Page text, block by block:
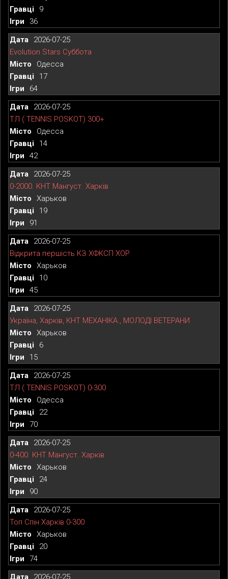
9
36
2026-07-25
Evolution Stars Суббота
Одесса
17
64
2026-07-25
ТЛ ( TENNIS POSKOT) 300+
Одесса
14
42
2026-07-25
0-2000. КНТ Мангуст. Харків
Харьков
19
91
2026-07-25
Відкрита першість КЗ ХФКСП ХОР
Харьков
10
45
2026-07-25
Україна, Харків, КНТ МЕХАНІКА., МОЛОДІ ВЕТЕРАНИ
Харьков
6
15
2026-07-25
ТЛ ( TENNIS POSKOT) 0-300
Одесса
22
70
2026-07-25
0-400. КНТ Мангуст. Харків
Харьков
24
90
2026-07-25
Топ Спін Харків 0-300
Харьков
20
74
2026-07-25